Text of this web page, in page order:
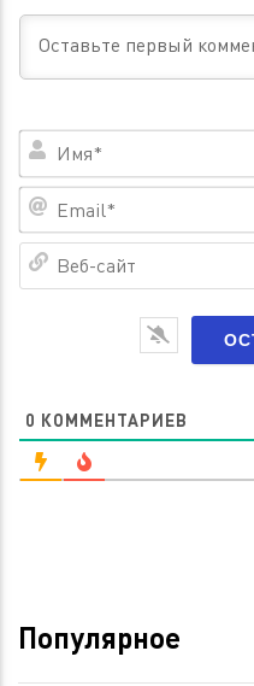
0 КОММЕНТАРИЕВ
Популярное